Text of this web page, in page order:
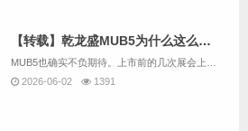
【转载】乾龙盛MUB5为什么这么好听？
2026-06-02
1391